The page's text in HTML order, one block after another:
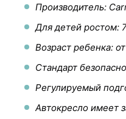
Производитель:
Для детей ростом:
Возраст ребенка:
Стандарт
Регулируемый
Автокресло имеет